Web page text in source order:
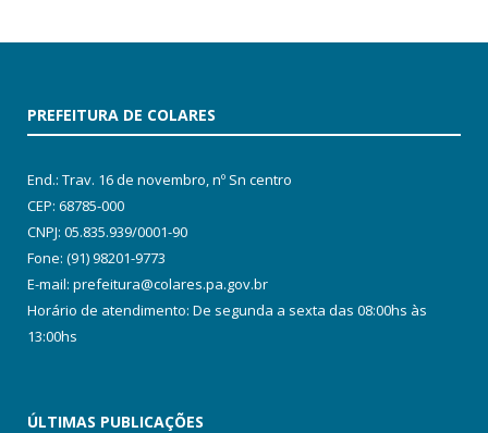
PREFEITURA DE COLARES
End.: Trav. 16 de novembro, nº Sn centro
CEP: 68785-000
CNPJ: 05.835.939/0001-90
Fone: (91) 98201-9773
E-mail: prefeitura@colares.pa.gov.br
Horário de atendimento: De segunda a sexta das 08:00hs às
13:00hs
ÚLTIMAS PUBLICAÇÕES